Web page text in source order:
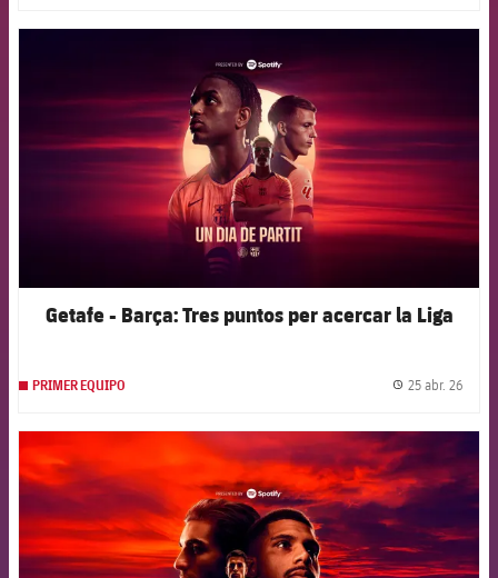
Getafe - Barça: Tres puntos per acercar la Liga
PRIMER EQUIPO 25 abr. 26
FCB Barcelona badge